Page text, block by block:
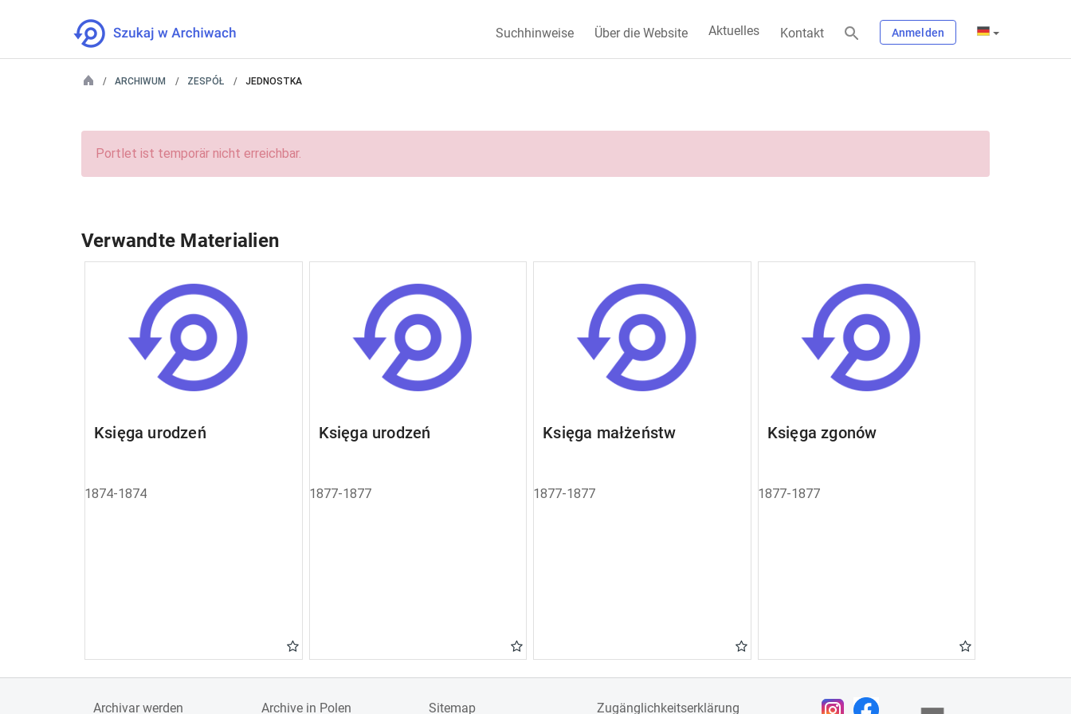
Suchhinweise Über die Website Aktuelles Kontakt Anmelden
ARCHIWUM ZESPÓŁ JEDNOSTKA
Portlet ist temporär nicht erreichbar.
Verwandte Materialien
Księga urodzeń
1874-1874
Księga urodzeń
1877-1877
Księga małżeństw
1877-1877
Księga zgonów
1877-1877
Archivar werden Archive in Polen Sitemap Zugänglichkeitserklärung